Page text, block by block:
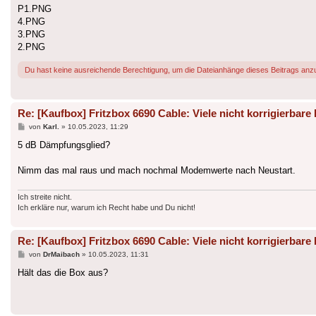
P1.PNG
4.PNG
3.PNG
2.PNG
Du hast keine ausreichende Berechtigung, um die Dateianhänge dieses Beitrags
Re: [Kaufbox] Fritzbox 6690 Cable: Viele nicht korrigierbare
Beitrag
von Karl. » 10.05.2023, 11:29
5 dB Dämpfungsglied?
Nimm das mal raus und mach nochmal Modemwerte nach Neustart.
Ich streite nicht.
Ich erkläre nur, warum ich Recht habe und Du nicht!
Re: [Kaufbox] Fritzbox 6690 Cable: Viele nicht korrigierbare
Beitrag
von DrMaibach» 10.05.2023, 11:31
Hält das die Box aus?